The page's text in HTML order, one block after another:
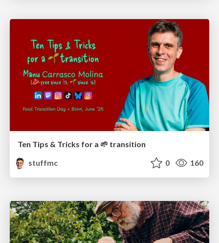
Ten Tips & Tricks for a 🌱 transition
stuffmc
0 160